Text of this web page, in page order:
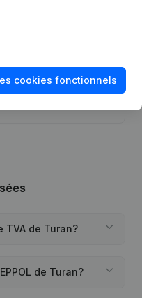
(Nouvelle
Morale, Ouverture
TVA de Turan?
de Turan?
cookies fonctionnels